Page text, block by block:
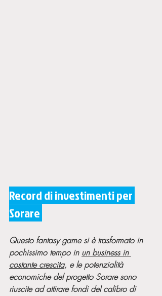
Record di investimenti per
Sorare
Questo fantasy game si è trasformato in
pochissimo tempo in un business in
costante crescita, e le potenzialità
economiche del progetto Sorare sono
riuscite ad attirare fondi del calibro di